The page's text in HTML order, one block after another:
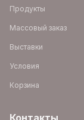
Продукты
Массовый заказ
Выставки
Условия
Корзина
Контакты